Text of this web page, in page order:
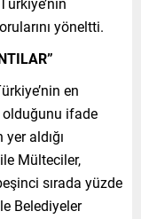
yöneltti.
en
olduğunu ifade
aldığı
Mülteciler,
sırada yüzde
Belediyeler